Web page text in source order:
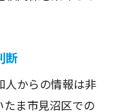
断
人からの情報は非
ま市見沼区での